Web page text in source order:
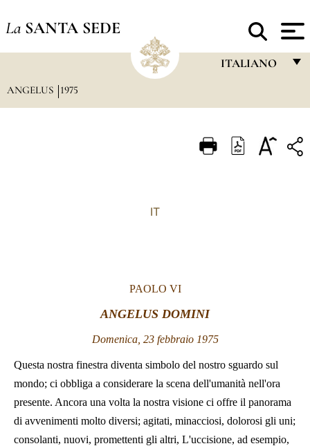
La SANTA SEDE
ITALIANO
ITALIANO
ANGELUS 1975
IT
PAOLO VI
ANGELUS DOMINI
Domenica, 23 febbraio 1975
Questa nostra finestra diventa simbolo del nostro sguardo sul
mondo; ci obbliga a considerare la scena dell'umanità nell'ora
presente. Ancora una volta la nostra visione ci offre il panorama
di avvenimenti molto diversi; agitati, minacciosi, dolorosi gli uni;
consolanti, nuovi, promettenti gli altri, L'uccisione, ad esempio,